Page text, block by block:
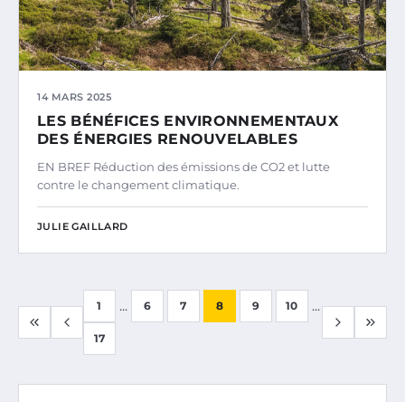
14 MARS 2025
LES BÉNÉFICES ENVIRONNEMENTAUX
DES ÉNERGIES RENOUVELABLES
EN BREF Réduction des émissions de CO2 et lutte
contre le changement climatique.
JULIE GAILLARD
1 ... 6 7 8 9 10 ...
17